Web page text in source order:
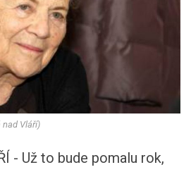
nad Vláří)
- Už to bude pomalu rok,